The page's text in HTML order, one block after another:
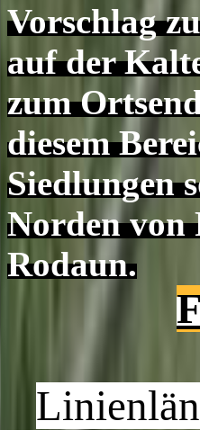
Vorschlag
auf der
zum
diesem
Siedlungen
Norden von
Rodaun.